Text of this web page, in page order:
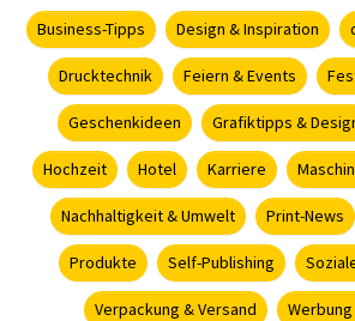
Business-Tipps Design & Inspiration
Drucktechnik Feiern & Events
Geschenkideen Grafiktipps &
Hochzeit Hotel Karriere
Nachhaltigkeit & Umwelt Print-News
Produkte Self-Publishing
Verpackung & Versand